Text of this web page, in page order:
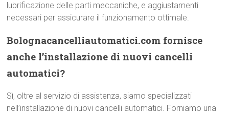
lubrificazione delle parti meccaniche, e aggiustamenti
necessari per assicurare il funzionamento ottimale.
Bolognacancelliautomatici.com fornisce
anche l’installazione di nuovi cancelli
automatici?
Sì, oltre al servizio di assistenza, siamo specializzati
nell’installazione di nuovi cancelli automatici. Forniamo una